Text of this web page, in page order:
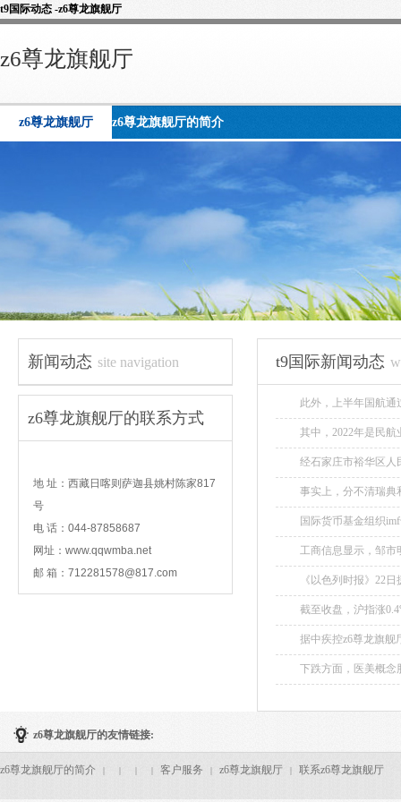
t9国际动态 -z6尊龙旗舰厅
z6尊龙旗舰厅
z6尊龙旗舰厅 z6尊龙旗舰厅的简介
新闻动态 site navigation
z6尊龙旗舰厅的联系方式
地 址：西藏日喀则萨迦县姚村陈家817
号
电 话：044-87858687
网址：www.qqwmba.net
邮 箱： 712281578@817.com
t9国际新闻动态
此外，上半年国航
其中，2022年是民
386.19亿元，相当于
经石家庄市裕华区人
知》[工商竞争字（
应在立案前或立案同
事实上，分不清瑞典
国际货币基金组织
工商信息显示，邹市
2021年，法定代表
《以色列时报》22
续数月的地面攻势，
截至收盘，沪指涨
据中疾控z6尊龙旗舰
讨会，吴尊友曾参会
下跌方面，医美概念
z6尊龙旗舰厅的友情链接:
z6尊龙旗舰厅的简介 | | | | 客户服务 | z6尊龙旗舰厅 | 联系z6尊龙旗舰厅